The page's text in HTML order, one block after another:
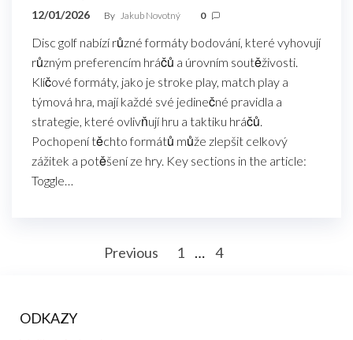
12/01/2026 By Jakub Novotný 0
Disc golf nabízí různé formáty bodování, které vyhovují
různým preferencím hráčů a úrovním soutěživosti.
Klíčové formáty, jako je stroke play, match play a
týmová hra, mají každé své jedinečné pravidla a
strategie, které ovlivňují hru a taktiku hráčů.
Pochopení těchto formátů může zlepšit celkový
zážitek a potěšení ze hry. Key sections in the article:
Toggle…
Previous 1 … 4
ODKAZY